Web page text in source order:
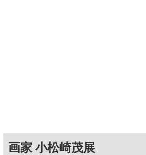
画家 小松崎茂展